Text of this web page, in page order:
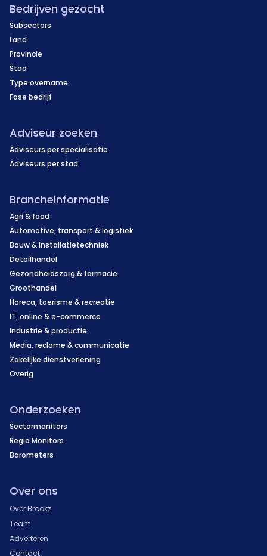
Bedrijven gezocht
Subsectors
Land
Provincie
Stad
Type overname
Fase bedrijf
Adviseur zoeken
Adviseurs per specialisatie
Adviseurs per stad
Brancheinformatie
Agri & food
Automotive, transport & logistiek
Bouw & Installatietechniek
Detailhandel
Gezondheidszorg & farmacie
Groothandel
Horeca, toerisme & recreatie
IT, online & e-commerce
Industrie & productie
Media, reclame & communicatie
Zakelijke dienstverlening
Overig
Onderzoeken
Sectormonitors
Regio Monitors
Barometers
Over ons
Over Brookz
Team
Adverteren
Contact